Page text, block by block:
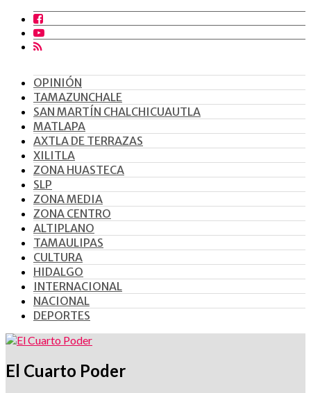
OPINIÓN
TAMAZUNCHALE
SAN MARTÍN CHALCHICUAUTLA
MATLAPA
AXTLA DE TERRAZAS
XILITLA
ZONA HUASTECA
SLP
ZONA MEDIA
ZONA CENTRO
ALTIPLANO
TAMAULIPAS
CULTURA
HIDALGO
INTERNACIONAL
NACIONAL
DEPORTES
El Cuarto Poder